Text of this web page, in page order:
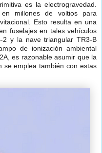
es la electrogravedad.
millones de voltios para
Esto resulta en una
fuselajes en tales vehículos
2 y la nave triangular TR3-B
de ionización ambiental
es razonable asumir que la
se emplea también con estas